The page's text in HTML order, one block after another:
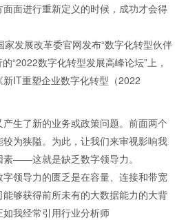
面进行重新定义的时候，成功才会得
发展改革委官网发布“数字化转型伙伴
“2022数字化转型发展高峰论坛”上，
IT重塑企业数字化转型（2022
生了新的业务或政策问题。前面两个
为狭隘。为此，让我们来审视影响我
——这就是缺乏数字领导力。
领导力的匮乏是在容量、连接和带宽
够获得前所未有的大数据能力的大背
我经常引用行业分析师